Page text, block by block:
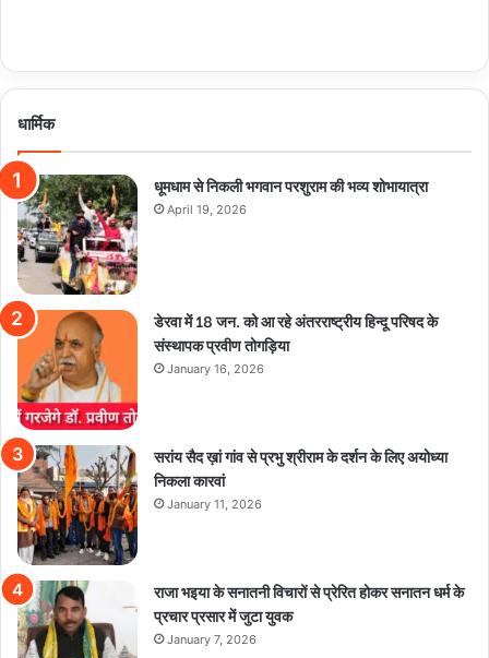
धार्मिक
धूमधाम से निकली भगवान परशुराम की भव्य शोभायात्रा
April 19, 2026
डेरवा में 18 जन. को आ रहे अंतरराष्ट्रीय हिन्दू परिषद के
संस्थापक प्रवीण तोगड़िया
January 16, 2026
सरांय सैद ख़ां गांव से प्रभु श्रीराम के दर्शन के लिए अयोध्या
निकला कारवां
January 11, 2026
राजा भइया के सनातनी विचारों से प्रेरित होकर सनातन धर्म के
प्रचार प्रसार में जुटा युवक
January 7, 2026